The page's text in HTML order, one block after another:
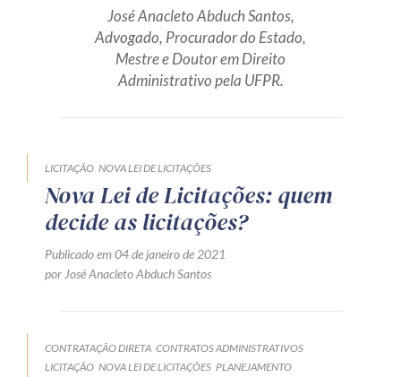
Produtos e serviços
Zênite Fácil IA
Orientação por Escrito
Capacitação
Zênite Online
Diferenciais
José Anacleto Abduch Santos,
Advogado, Procurador do Estado,
Mestre e Doutor em Direito
Administrativo pela UFPR.
LICITAÇÃO NOVA LEI DE LICITAÇÕES
Nova Lei de Licitações: quem
decide as licitações?
Publicado em 04 de janeiro de 2021
por José Anacleto Abduch Santos
CONTRATAÇÃO DIRETA CONTRATOS ADMINISTRATIVOS
LICITAÇÃO NOVA LEI DE LICITAÇÕES PLANEJAMENTO